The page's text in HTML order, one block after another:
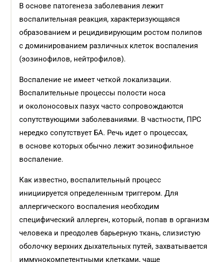
В основе патогенеза заболевания лежит
воспалительная реакция, характеризующаяся
образованием и рецидивирующим ростом полипов
с доминированием различных клеток воспаления
(эозинофилов, нейтрофилов).
Воспаление не имеет четкой локализации.
Воспалительные процессы полости носа
и околоносовых пазух часто сопровождаются
сопутствующими заболеваниями. В частности, ПРС
нередко сопутствует БА. Речь идет о процессах,
в основе которых обычно лежит эозинофильное
воспаление.
Как известно, воспалительный процесс
инициируется определенным триггером. Для
аллергического воспаления необходим
специфический аллерген, который, попав в организм
человека и преодолев барьерную ткань, слизистую
оболочку верхних дыхательных путей, захватывается
иммунокомпетентными клетками, чаще